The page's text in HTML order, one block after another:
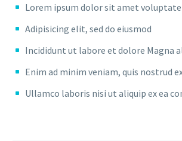
Lorem ipsum dolor sit amet
Adipisicing elit, sed do eiusmod
Incididunt ut labore et dolore Magna
Enim ad minim veniam, quis nostrud
Ullamco laboris nisi ut aliquip ex ea